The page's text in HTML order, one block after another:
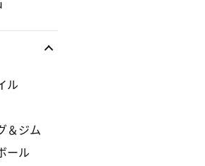
ル
＆ジム
ール